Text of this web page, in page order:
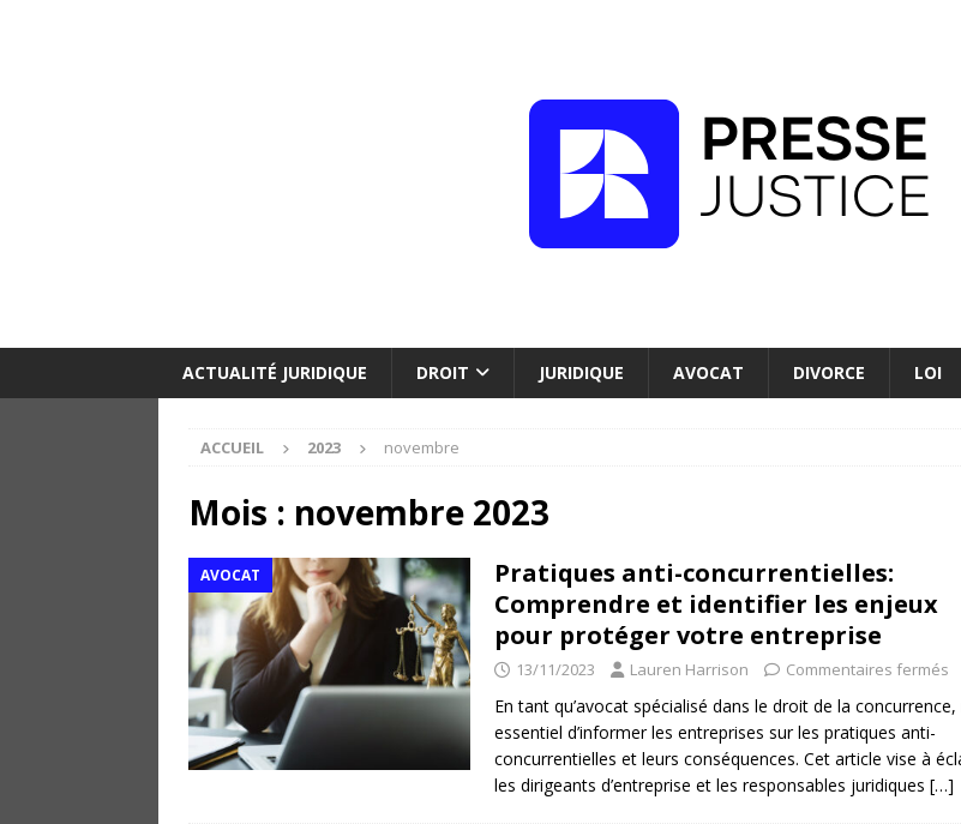
ACTUALITÉ JURIDIQUE DROIT JURIDIQUE AVOCAT DIVORCE LOI
ACCUEIL 2023 novembre
Mois : novembre 2023
AVOCAT
Pratiques anti-concurrentielles:
Comprendre et identifier les enjeux
pour protéger votre entreprise
13/11/2023 Lauren Harrison Commentaires fermés
En tant qu’avocat spécialisé dans le droit de la
essentiel d’informer les entreprises sur les pratiques anti-
concurrentielles et leurs conséquences. Cet article vise à
les dirigeants d’entreprise et les responsables juridiques […]